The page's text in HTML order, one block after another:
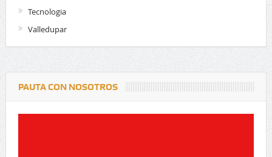
Tecnologia
Valledupar
PAUTA CON NOSOTROS